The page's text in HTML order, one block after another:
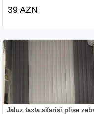
39 AZN
Jaluz taxta sifarisi plise